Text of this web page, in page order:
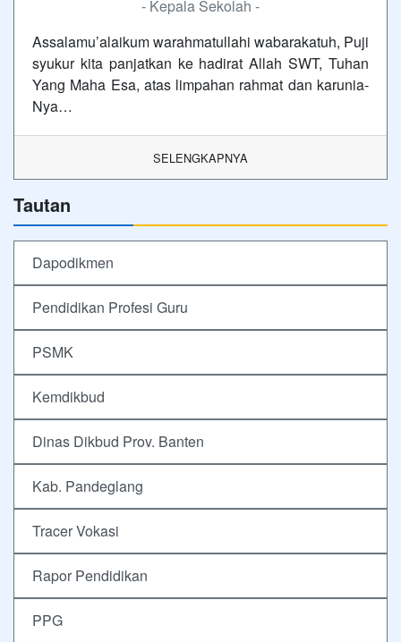
- Kepala Sekolah -
Assalamu’alaikum warahmatullahi wabarakatuh, Puji
syukur kita panjatkan ke hadirat Allah SWT, Tuhan
Yang Maha Esa, atas limpahan rahmat dan karunia-
Nya…
SELENGKAPNYA
Tautan
Dapodikmen
Pendidikan Profesi Guru
PSMK
Kemdikbud
Dinas Dikbud Prov. Banten
Kab. Pandeglang
Tracer Vokasi
Rapor Pendidikan
PPG